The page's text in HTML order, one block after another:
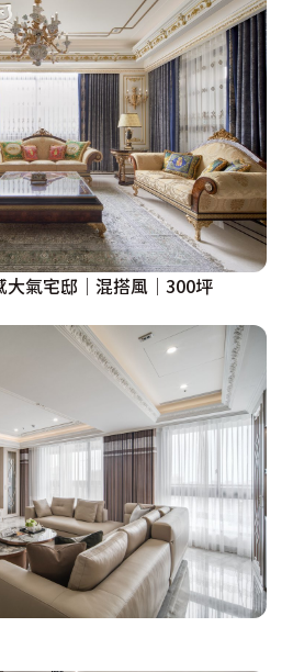
大氣宅邸│混搭風│300坪